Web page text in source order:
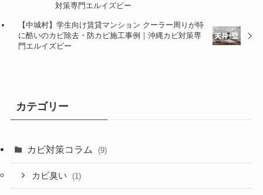
対策専門エルイズビー
【中城村】学生向け賃貸マンション クーラー周りが特
に酷いのカビ除去・防カビ施工事例｜沖縄カビ対策専
門エルイズビー
カテゴリー
カビ対策コラム (9)
カビ臭い (1)